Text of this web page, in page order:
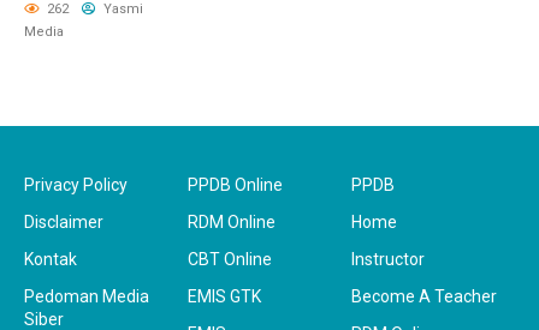
262
Yasmi
Media
Privacy Policy
Disclaimer
Kontak
Pedoman Media
Siber
PPDB Online
RDM Online
CBT Online
EMIS GTK
PPDB
Home
Instructor
Become A Teacher